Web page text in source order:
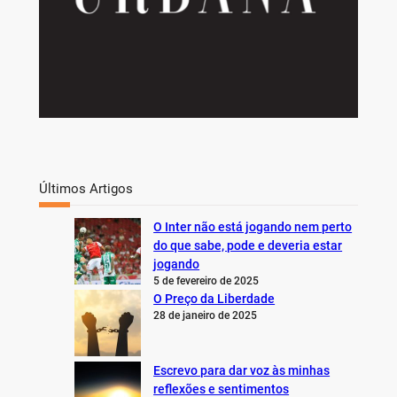
Últimos Artigos
O Inter não está jogando nem perto
do que sabe, pode e deveria estar
jogando
5 de fevereiro de 2025
O Preço da Liberdade
28 de janeiro de 2025
Escrevo para dar voz às minhas
reflexões e sentimentos